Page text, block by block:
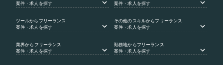
案件・求人を探す
案件・求人を探す
ツールからフリーランス
案件・求人を探す
その他のスキルからフリーランス
案件・求人を探す
業界からフリーランス
案件・求人を探す
勤務地からフリーランス
案件・求人を探す